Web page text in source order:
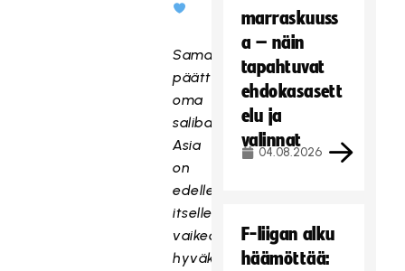
Samalla
päättyy
oma
salibandyura.
Asia
on
edelleen
itselle
vaikea
hyväksyä,
marraskuuss
a – näin
tapahtuvat
ehdokasasett
elu ja
valinnat
04.08.2026
F-liigan alku
häämöttää: